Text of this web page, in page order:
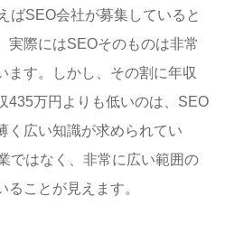
ばSEO会社が募集していると
実際にはSEOそのものは非常
ます。しかし、その割に年収
435万円よりも低いのは、SEO
く広い知識が求められてい
ではなく、非常に広い範囲の
ことが見えます。